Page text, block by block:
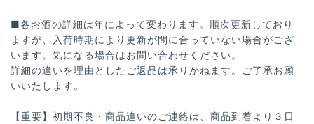
■各お酒の詳細は年によって変わります。順次更新しており
ますが、入荷時期により更新が間に合っていない場合がござ
います。気になる場合はお問い合わせください。
詳細の違いを理由としたご返品は承りかねます。ご了承お願
いいたします。
【重要】初期不良・商品違いのご連絡は、商品到着より３日